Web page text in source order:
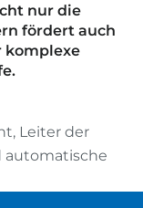
nur die
fördert auch
komplexe
Leiter der
automatische